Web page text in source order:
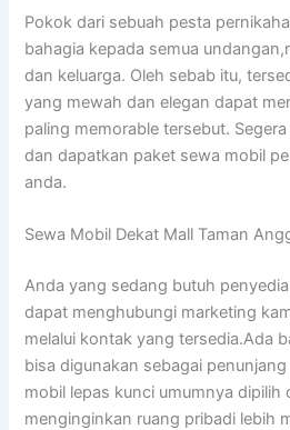
Pokok dari sebuah pesta
bahagia kepada semua
dan keluarga. Oleh sebab itu,
yang mewah dan elegan dapat
paling memorable tersebut.
dan dapatkan paket sewa mobil
anda.
Sewa Mobil Dekat Mall Taman
Anda yang sedang butuh
dapat menghubungi marketing
melalui kontak yang tersedia.Ada
bisa digunakan sebagai
mobil lepas kunci umumnya dipilih
menginginkan ruang pribadi lebih